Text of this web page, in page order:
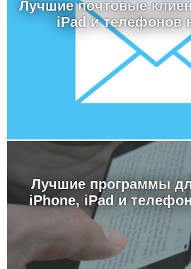
Лучшие почтовые
iPad и телефонов
Лучшие программы
iPhone, iPad и